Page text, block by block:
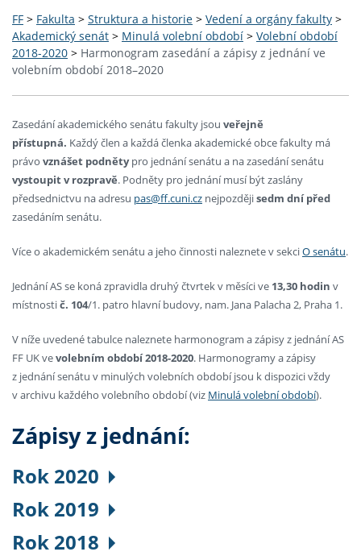
FF > Fakulta > Struktura a historie > Vedení a orgány fakulty >
Akademický senát > Minulá volební období > Volební období
2018-2020 > Harmonogram zasedání a zápisy z jednání ve
volebním období 2018–2020
Zasedání akademického senátu fakulty jsou veřejně
přístupná. Každý člen a každá členka akademické obce fakulty má
právo vznášet podnětypro jednání senátu a na zasedání senátu
vystoupit v rozpravě. Podněty pro jednání musí být zaslány
předsednictvu na adresu pas@ff.cuni.cz nejpozdějisedm dní před
zasedáním senátu.
Více o akademickém senátu a jeho činnosti naleznete v sekciO senátu.
Jednání AS se koná zpravidla druhý čtvrtek v měsíci ve 13,30 hodin v
místnostič. 104/1. patro hlavní budovy, nam. Jana Palacha 2, Praha 1.
V níže uvedené tabulce naleznete harmonogram a zápisy z jednání AS
FF UK vevolebním období 2018-2020. Harmonogramy a zápisy
z jednání senátu v minulých volebních období jsou k dispozici vždy
v archivu každého volebního období (viz Minulá volební období).
Zápisy z jednání:
Rok 2020
Rok 2019
Rok 2018